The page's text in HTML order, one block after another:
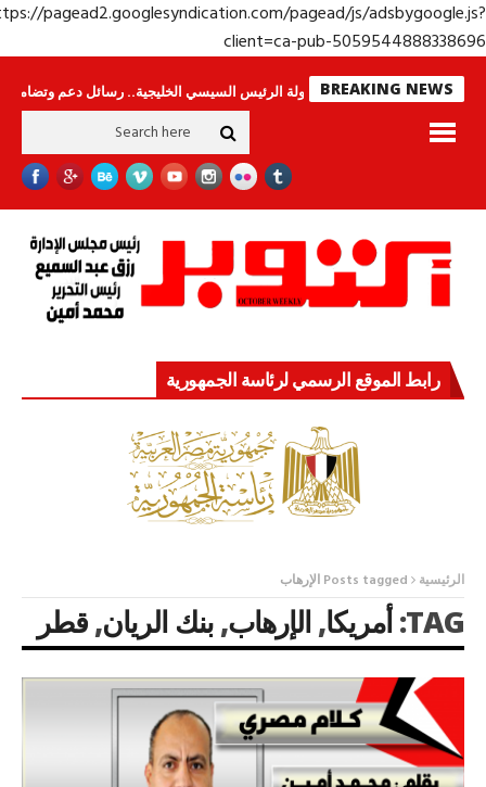
https://pagead2.googlesyndication.com/pagead/js/
client=ca-pub-
BREAKING NEWS
لا ينامون جولة الرئيس السيسي الخليجية.. رسائل دعم وتضامن للأشقاء
رابط الموقع الرسمي لرئاسة الجمهورية
الرئيسية Posts tagged الإرهاب
TAG: أمريكا,الإرهاب,بنك الريان,قطر